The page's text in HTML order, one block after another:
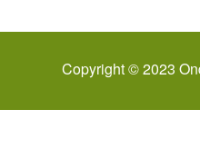
Copyright © 2023